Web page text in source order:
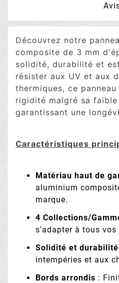
Découvrez notre
composite de 3 mm
solidité, durabilité et
résister aux UV et aux
thermiques, ce
rigidité malgré sa faible
garantissant une
Caractéristiques
Matériau haut de
aluminium
marque.
4 Collections/
s'adapter à tous vos
Solidité et durabilité
intempéries et aux
Bords arrondis :